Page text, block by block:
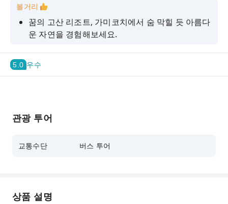
볼거리
꿈의 고산 리조트, 가미코치에서 숨 막힐 듯 아름다
운 자연을 경험해보세요.
약 3.5시간의 자유시간을 활용해 가미코치를 마음
껏 즐겨보세요.
5.0 우수
관광 투어
교통수단 버스 투어
상품 설명